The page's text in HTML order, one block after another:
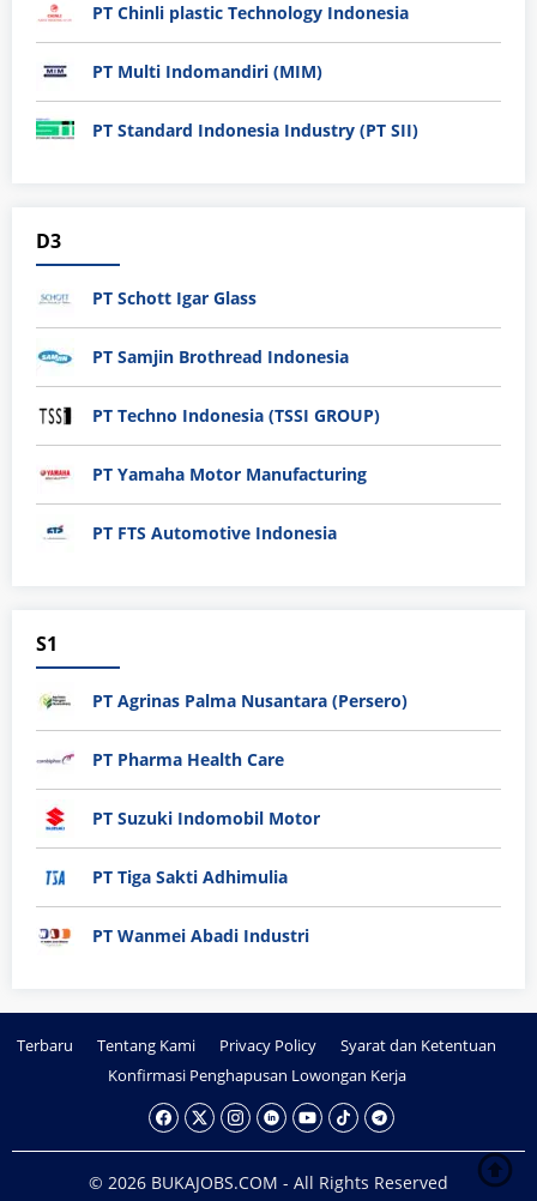
PT Chinli plastic Technology Indonesia
PT Multi Indomandiri (MIM)
PT Standard Indonesia Industry (PT SII)
D3
PT Schott Igar Glass
PT Samjin Brothread Indonesia
PT Techno Indonesia (TSSI GROUP)
PT Yamaha Motor Manufacturing
PT FTS Automotive Indonesia
S1
PT Agrinas Palma Nusantara (Persero)
PT Pharma Health Care
PT Suzuki Indomobil Motor
PT Tiga Sakti Adhimulia
PT Wanmei Abadi Industri
Terbaru Tentang Kami Privacy Policy
Syarat dan Ketentuan
Konfirmasi Penghapusan Lowongan Kerja
© 2026 BUKAJOBS.COM - All Rights Reserved